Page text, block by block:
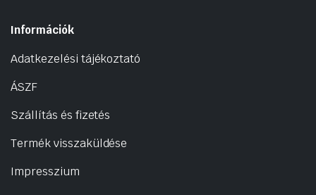
Információk
Adatkezelési tájékoztató
ÁSZF
Szállítás és fizetés
Termék visszaküldése
Impresszium